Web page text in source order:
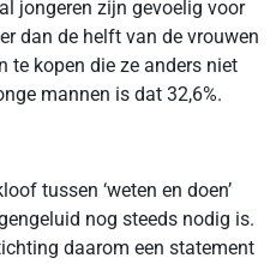
jongeren zijn gevoelig voor
dan de helft van de vrouwen
te kopen die ze anders niet
mannen is dat 32,6%.
tussen ‘weten en doen’
nog steeds nodig is.
daarom een statement